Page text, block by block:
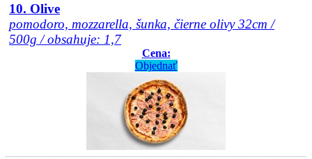
10. Olive
pomodoro, mozzarella, šunka, čierne olivy 32cm /
500g / obsahuje: 1,7
Cena:
Objednať